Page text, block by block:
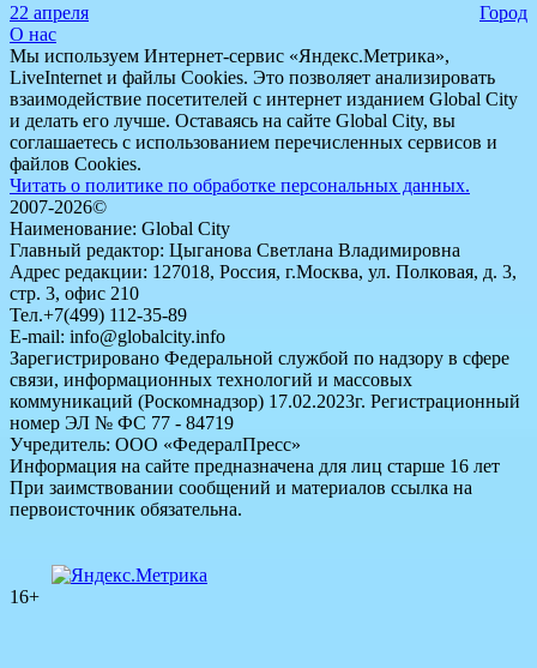
22 апреля
Город
О нас
Мы используем Интернет-сервис «Яндекс.Метрика»,
LiveInternet и файлы Cookies. Это позволяет анализировать
взаимодействие посетителей с интернет изданием Global City
и делать его лучше. Оставаясь на сайте Global City, вы
соглашаетесь с использованием перечисленных сервисов и
файлов Cookies.
Читать о политике по обработке персональных данных.
2007-2026©
Наименование: Global City
Главный редактор: Цыганова Светлана Владимировна
Адрес редакции: 127018, Россия, г.Москва, ул. Полковая, д. 3,
стр. 3, офис 210
Тел.+7(499) 112-35-89
E-mail: info@globalcity.info
Зарегистрировано Федеральной службой по надзору в сфере
связи, информационных технологий и массовых
коммуникаций (Роскомнадзор) 17.02.2023г. Регистрационный
номер ЭЛ № ФС 77 - 84719
Учредитель: ООО «ФедералПресс»
Информация на сайте предназначена для лиц старше 16 лет
При заимствовании сообщений и материалов ссылка на
первоисточник обязательна.
16+